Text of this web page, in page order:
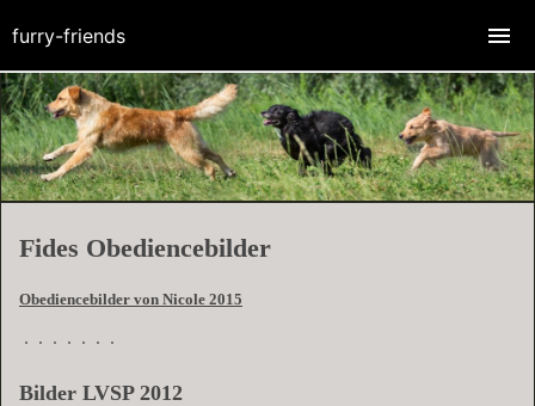
Fides Obediencebilder
Obediencebilder von Nicole 2015
Bilder LVSP 2012
furry-friends